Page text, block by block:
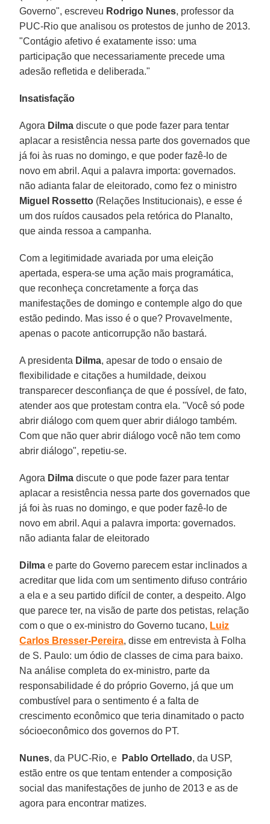
Governo", escreveu Rodrigo Nunes, professor da
PUC-Rio que analisou os protestos de junho de 2013.
"Contágio afetivo é exatamente isso: uma
participação que necessariamente precede uma
adesão refletida e deliberada."
Insatisfação
Agora Dilma discute o que pode fazer para tentar
aplacar a resistência nessa parte dos governados que
já foi às ruas no domingo, e que poder fazê-lo de
novo em abril. Aqui a palavra importa: governados.
não adianta falar de eleitorado, como fez o ministro
Miguel Rossetto (Relações Institucionais), e esse é
um dos ruídos causados pela retórica do Planalto,
que ainda ressoa a campanha.
Com a legitimidade avariada por uma eleição
apertada, espera-se uma ação mais programática,
que reconheça concretamente a força das
manifestações de domingo e contemple algo do que
estão pedindo. Mas isso é o que? Provavelmente,
apenas o pacote anticorrupção não bastará.
A presidenta Dilma, apesar de todo o ensaio de
flexibilidade e citações a humildade, deixou
transparecer desconfiança de que é possível, de fato,
atender aos que protestam contra ela. "Você só pode
abrir diálogo com quem quer abrir diálogo também.
Com que não quer abrir diálogo você não tem como
abrir diálogo", repetiu-se.
Agora Dilma discute o que pode fazer para tentar
aplacar a resistência nessa parte dos governados que
já foi às ruas no domingo, e que poder fazê-lo de
novo em abril. Aqui a palavra importa: governados.
não adianta falar de eleitorado
Dilma e parte do Governo parecem estar inclinados a
acreditar que lida com um sentimento difuso contrário
a ela e a seu partido difícil de conter, a despeito. Algo
que parece ter, na visão de parte dos petistas, relação
com o que o ex-ministro do Governo tucano, Luiz
Carlos Bresser-Pereira, disse em entrevista à Folha
de S. Paulo: um ódio de classes de cima para baixo.
Na análise completa do ex-ministro, parte da
responsabilidade é do próprio Governo, já que um
combustível para o sentimento é a falta de
crescimento econômico que teria dinamitado o pacto
sócioeconômico dos governos do PT.
Nunes, da PUC-Rio, e Pablo Ortellado, da USP,
estão entre os que tentam entender a composição
social das manifestações de junho de 2013 e as de
agora para encontrar matizes.